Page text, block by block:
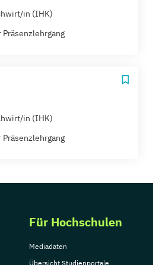
in (IHK)
in (IHK)
Für Hochschulen
Mediadaten
Übersicht Studienportale